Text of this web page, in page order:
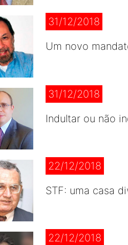
31/12/2018
Um novo
31/12/2018
Indultar ou não
22/12/2018
STF: uma casa
22/12/2018